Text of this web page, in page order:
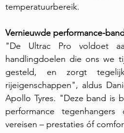
temperatuurbereik.
Vernieuwde performance-
"De Ultrac Pro voldoet
handlingdoelen die ons we
gesteld, en zorgt
rijeigenschappen", aldus
Apollo Tyres. "Deze band is
performance
vereisen – prestaties óf